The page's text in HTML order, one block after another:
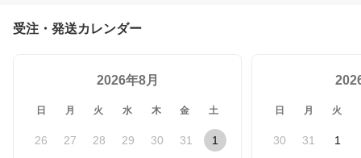
受注・発送カレンダー
2026年8月
日 月 火 水 木 金 土
26 27 28 29 30 31 1
日 月 火
30 31 1